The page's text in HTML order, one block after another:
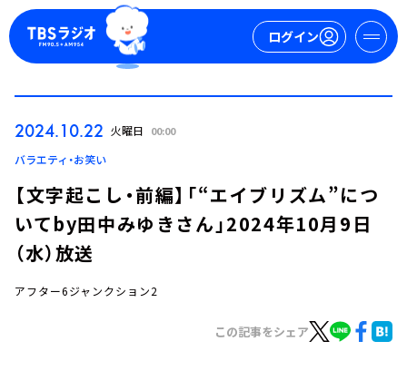
ログイン
ログイン
2024.10.22 火曜日 00:00
バラエティ・お笑い
【文字起こし・前編】「“エイブリズム”につ
いてby田中みゆきさん」2024年10月9日
（水）放送
アフター6ジャンクション2
この記事をシェア